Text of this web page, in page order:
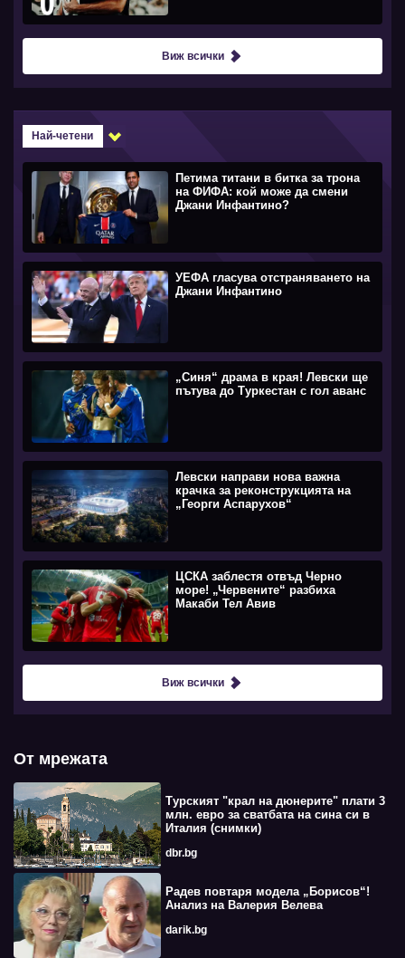
Виж всички
Най-четени
Петима титани в битка за трона
на ФИФА: кой може да смени
Джани Инфантино?
УЕФА гласува отстраняването на
Джани Инфантино
„Синя“ драма в края! Левски ще
пътува до Туркестан с гол аванс
Левски направи нова важна
крачка за реконструкцията на
„Георги Аспарухов“
ЦСКА заблестя отвъд Черно
море! „Червените“ разбиха
Макаби Тел Авив
Виж всички
От мрежата
Турският "крал на дюнерите" плати 3
млн. евро за сватбата на сина си в
Италия (снимки)
dbr.bg
Радев повтаря модела „Борисов“!
Анализ на Валерия Велева
darik.bg